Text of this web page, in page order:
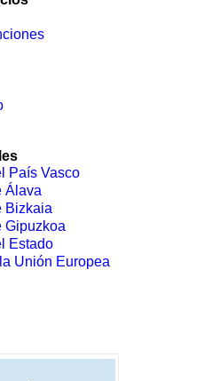
País Vasco
Álava
Bizkaia
Gipuzkoa
Estado
Unión Europea